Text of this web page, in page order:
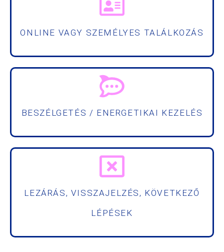
ONLINE VAGY SZEMÉLYES TALÁLKOZÁS
BESZÉLGETÉS / ENERGETIKAI KEZELÉS
LEZÁRÁS, VISSZAJELZÉS, KÖVETKEZŐ
LÉPÉSEK